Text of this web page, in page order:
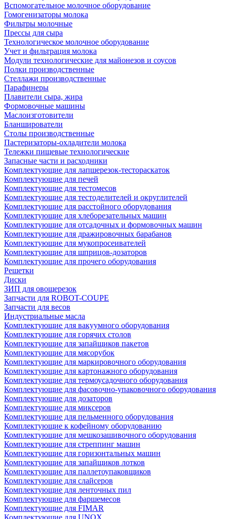
Вспомогательное молочное оборудование
Гомогенизаторы молока
Фильтры молочные
Прессы для сыра
Технологическое молочное оборудование
Учет и фильтрация молока
Модули технологические для майонезов и соусов
Полки производственные
Стеллажи производственные
Парафинеры
Плавители сыра, жира
Формовочные машины
Маслоизготовители
Бланширователи
Столы производственные
Пастеризаторы-охладители молока
Тележки пищевые технологические
Запасные части и расходники
Комплектующие для лапшерезок-тестораскаток
Комплектующие для печей
Комплектующие для тестомесов
Комплектующие для тестоделителей и округлителей
Комплектующие для расстойного оборудования
Комплектующие для хлеборезательных машин
Комплектующие для отсадочных и формовочных машин
Комплектующие для дражировочных барабанов
Комплектующие для мукопросеивателей
Комплектующие для шприцов-дозаторов
Комплектующие для прочего оборудования
Решетки
Диски
ЗИП для овощерезок
Запчасти для ROBOT-COUPE
Запчасти для весов
Индустриальные масла
Комплектующие для вакуумного оборудования
Комплектующие для горячих столов
Комплектующие для запайщиков пакетов
Комплектующие для мясорубок
Комплектующие для маркировочного оборудования
Комплектующие для картонажного оборудования
Комплектующие для термоусадочного оборудования
Комплектующие для фасовочно-упаковочного оборудования
Комплектующие для дозаторов
Комплектующие для миксеров
Комплектующие для пельменного оборудования
Комплектующие к кофейному оборудованию
Комплектующие для мешкозашивочного оборудования
Комплектующие для стреппинг машин
Комплектующие для горизонтальных машин
Комплектующие для запайщиков лотков
Комплектующие для паллетоупаковщиков
Комплектующие для слайсеров
Комплектующие для ленточных пил
Комплектующие для фаршемесов
Комплектующие для FIMAR
Комплектующие для UNOX